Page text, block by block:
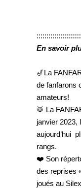
En savoir
🎷La
de fanfarons
amateurs!
🥁 La
janvier 2023,
aujourd’hui
rangs.
❤️ Son
des reprises
joués au